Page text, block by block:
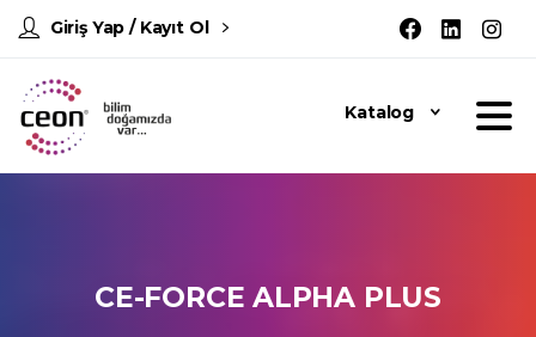
Giriş Yap / Kayıt Ol
Katalog
CE-FORCE ALPHA PLUS